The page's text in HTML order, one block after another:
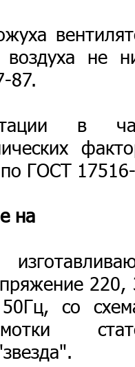
не
87.
в
ГОСТ
на
220,
со